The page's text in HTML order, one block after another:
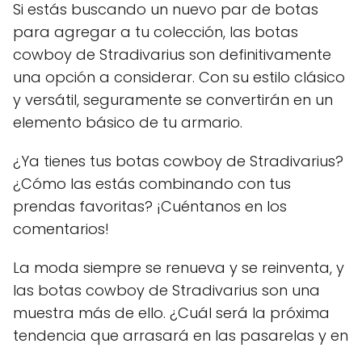
Si estás buscando un nuevo par de botas
para agregar a tu colección, las botas
cowboy de Stradivarius son definitivamente
una opción a considerar. Con su estilo clásico
y versátil, seguramente se convertirán en un
elemento básico de tu armario.
¿Ya tienes tus botas cowboy de Stradivarius?
¿Cómo las estás combinando con tus
prendas favoritas? ¡Cuéntanos en los
comentarios!
La moda siempre se renueva y se reinventa, y
las botas cowboy de Stradivarius son una
muestra más de ello. ¿Cuál será la próxima
tendencia que arrasará en las pasarelas y en